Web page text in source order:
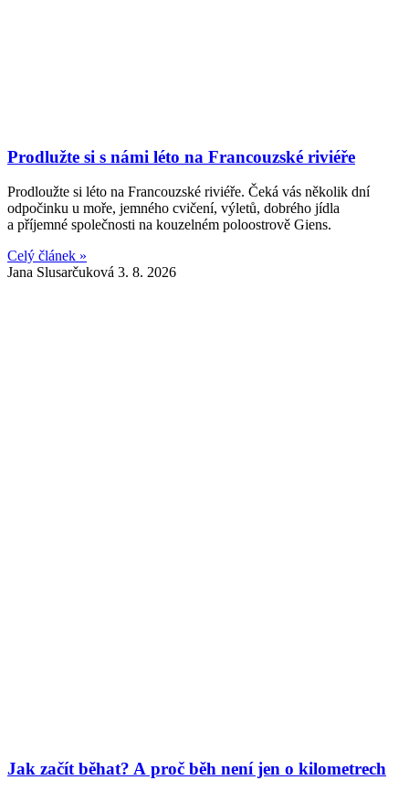
Prodlužte si s námi léto na Francouzské riviéře
Prodloužte si léto na Francouzské riviéře. Čeká vás několik dní
odpočinku u moře, jemného cvičení, výletů, dobrého jídla
a příjemné společnosti na kouzelném poloostrově Giens.
Celý článek »
Jana Slusarčuková 3. 8. 2026
Jak začít běhat? A proč běh není jen o kilometrech